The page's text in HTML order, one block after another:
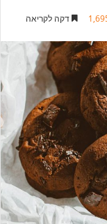
דקה לקריאה